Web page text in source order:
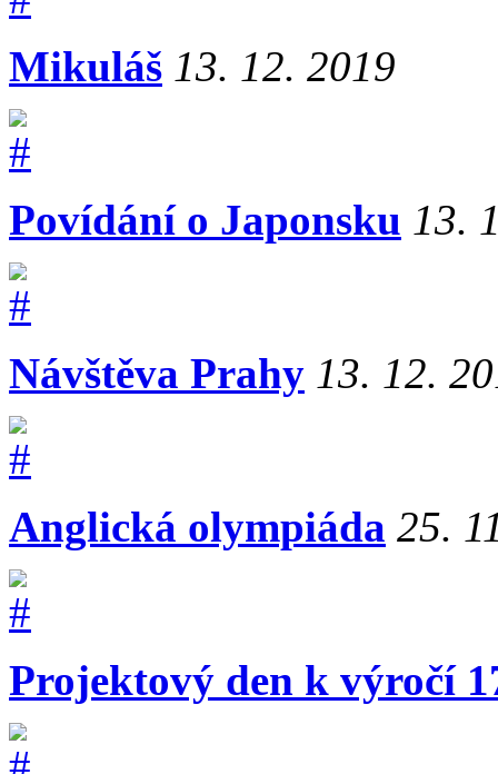
Mikuláš 13. 12. 2019
Povídání o Japonsku 13.
Návštěva Prahy 13. 12.
Anglická olympiáda 25.
Projektový den k výročí